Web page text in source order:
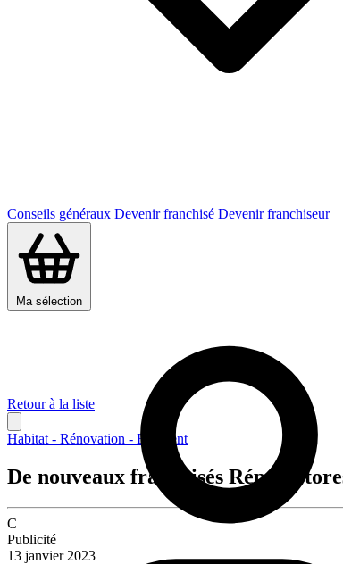
Conseils généraux Devenir franchisé Devenir franchiseur
Ma sélection
Retour à la liste
Habitat - Rénovation - Bâtiment
De nouveaux franchisés
C
Publicité
13 janvier 2023